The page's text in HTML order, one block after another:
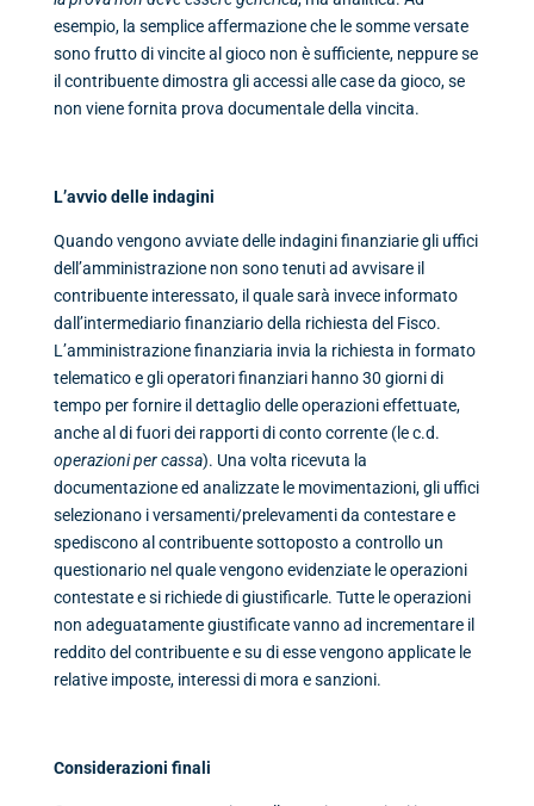
esempio, la semplice affermazione che le somme versate
sono frutto di vincite al gioco non è sufficiente, neppure se
il contribuente dimostra gli accessi alle case da gioco, se
non viene fornita prova documentale della vincita.
L’avvio delle indagini
Quando vengono avviate delle indagini finanziarie gli uffici
dell’amministrazione non sono tenuti ad avvisare il
contribuente interessato, il quale sarà invece informato
dall’intermediario finanziario della richiesta del Fisco.
L’amministrazione finanziaria invia la richiesta in formato
telematico e gli operatori finanziari hanno 30 giorni di
tempo per fornire il dettaglio delle operazioni effettuate,
anche al di fuori dei rapporti di conto corrente (le c.d.
operazioni per cassa). Una volta ricevuta la
documentazione ed analizzate le movimentazioni, gli uffici
selezionano i versamenti/prelevamenti da contestare e
spediscono al contribuente sottoposto a controllo un
questionario nel quale vengono evidenziate le operazioni
contestate e si richiede di giustificarle. Tutte le operazioni
non adeguatamente giustificate vanno ad incrementare il
reddito del contribuente e su di esse vengono applicate le
relative imposte, interessi di mora e sanzioni.
Considerazioni finali